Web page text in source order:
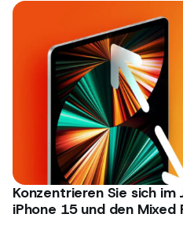
Konzentrieren Sie sich
iPhone 15 und den Mixed